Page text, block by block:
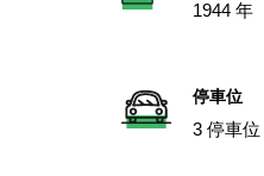
1944 年
停車位
3 停車位